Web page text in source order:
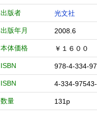
出版者 光文社
出版年月 2008.6
本体価格 ￥１６００
ISBN 978-4-334-
ISBN 4-334-
数量 131p